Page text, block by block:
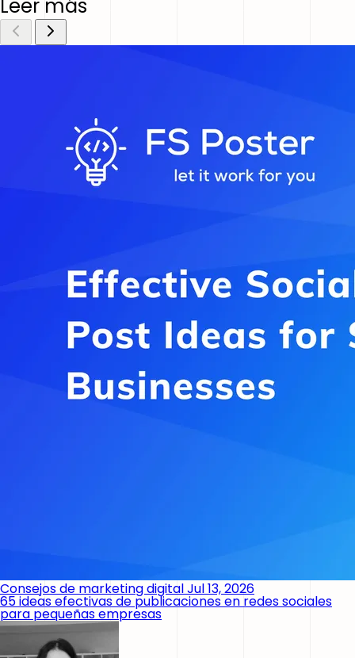
Leer más
Consejos de marketing digitalJul 13, 2026
65 ideas efectivas de publicaciones en redes sociales
para pequeñas empresas